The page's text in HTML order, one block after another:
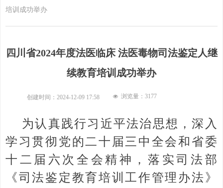
四川省2024年度法医临床 法医毒物司法鉴定人继
续教育培训成功举办
为认真践行习近平法治思想，深入
学习贯彻党的二十届三中全会和省委
十二届六次全会精神，落实司法部
《司法鉴定教育培训工作管理办法》
培训成功举办
创建时间： 2024-12-09 17:58 넶 浏览量： 3177